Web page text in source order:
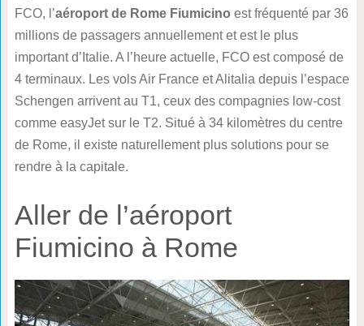
FCO, l’aéroport de Rome Fiumicino est fréquenté par 36
millions de passagers annuellement et est le plus
important d’Italie. A l’heure actuelle, FCO est composé de
4 terminaux. Les vols Air France et Alitalia depuis l’espace
Schengen arrivent au T1, ceux des compagnies low-cost
comme easyJet sur le T2. Situé à 34 kilomètres du centre
de Rome, il existe naturellement plus solutions pour se
rendre à la capitale.
Aller de l’aéroport
Fiumicino à Rome